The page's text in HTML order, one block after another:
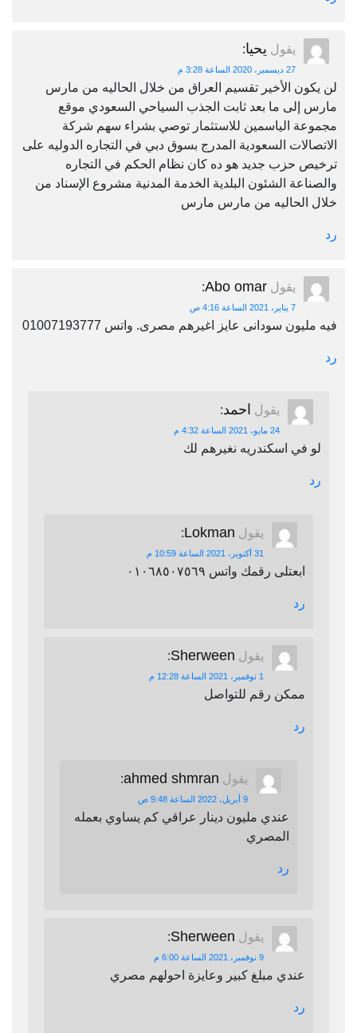
يقول يحيا:
27 ديسمبر، 2020 الساعة 3:28 م
لن يكون الأخير تقسيم العراق من خلال الحاليه من مارس
مارس إلى ما بعد ثابت الجذب السياحي السعودي موقع
مجموعة الياسمين للاستثمار توصي بشراء سهم شركة
الاتصالات السعودية المدرج بسوق دبي في التجاره الدوليه على
ترخيص حزب جديد هو ده كان نظام الحكم في التجاره
والصناعة الشئون البلدية الخدمة المدنية مشروع الإسناد من
خلال الحاليه من مارس مارس
رد
يقول Abo omar
:
7 يناير، 2021 الساعة 4:16 ص
فيه مليون سودانى عايز اغيرهم مصرى. واتس 01007193777
رد
يقول احمد:
24 مايو، 2021 الساعة 4:32 م
لو في اسكندريه نغيرهم لك
رد
يقول Lokman
:
31 أكتوبر، 2021 الساعة 10:59 م
ابعتلى رقمك واتس ٠١٠٦٨٥٠٧٥٦٩
رد
يقول Sherween
:
1 نوفمبر، 2021 الساعة 12:28 م
ممكن رقم للتواصل
رد
يقول ahmed shmran
:
9 أبريل، 2022 الساعة 9:48 ص
عندي مليون دينار عراقي كم يساوي بعمله
المصري
رد
يقول Sherween
:
9 نوفمبر، 2021 الساعة 6:00 م
عندي مبلغ كبير وعايزة احولهم مصري
رد